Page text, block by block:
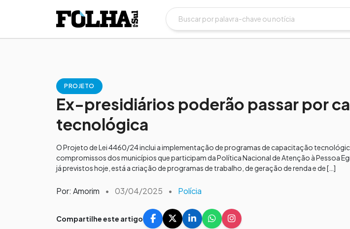
PROJETO
Ex-presidiários poderão passar por
tecnológica
O Projeto de Lei 4460/24 inclui a implementação de programas de capacitação
compromissos dos municípios que participam da Política Nacional de Atenção à Pessoa
já previstos hoje, está a criação de programas de trabalho, de geração de renda e de […]
Por: Amorim • 03/04/2025 • Polícia
Compartilhe este artigo